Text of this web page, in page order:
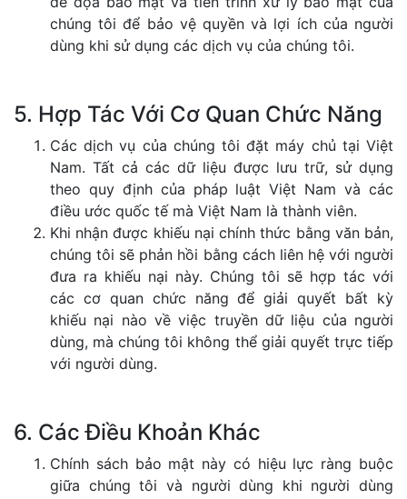
chúng tôi để bảo vệ quyền và lợi ích của người
dùng khi sử dụng các dịch vụ của chúng tôi.
5. Hợp Tác Với Cơ Quan Chức Năng
Các dịch vụ của chúng tôi đặt máy chủ tại Việt
Nam. Tất cả các dữ liệu được lưu trữ, sử dụng
theo quy định của pháp luật Việt Nam và các
điều ước quốc tế mà Việt Nam là thành viên.
Khi nhận được khiếu nại chính thức bằng văn bản,
chúng tôi sẽ phản hồi bằng cách liên hệ với người
đưa ra khiếu nại này. Chúng tôi sẽ hợp tác với
các cơ quan chức năng để giải quyết bất kỳ
khiếu nại nào về việc truyền dữ liệu của người
dùng, mà chúng tôi không thể giải quyết trực tiếp
với người dùng.
6. Các Điều Khoản Khác
Chính sách bảo mật này có hiệu lực ràng buộc
giữa chúng tôi và người dùng khi người dùng